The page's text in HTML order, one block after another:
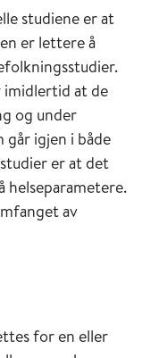
er
er store
og
Diagnosen
ofte
spesielt i
og astma
arv og
i luftveiene
fortsatte
studiene er at
er lettere å
imidlertid at de
og under
går igjen i både
er at det
helseparametere.
av
for en eller